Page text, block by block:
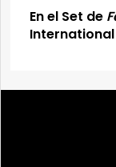
En el Set de
International